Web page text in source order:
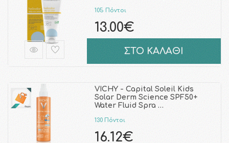
105 Πόντοι
13.00€
ΣΤΟ ΚΑΛΑΘΙ
VICHY - Capital Soleil Kids
Solar Derm Science SPF50+
Water Fluid Spra …
130 Πόντοι
16.12€